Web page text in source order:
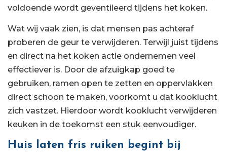
voldoende wordt geventileerd tijdens het koken.
Wat wij vaak zien, is dat mensen pas achteraf
proberen de geur te verwijderen. Terwijl juist tijdens
en direct na het koken actie ondernemen veel
effectiever is. Door de afzuigkap goed te
gebruiken, ramen open te zetten en oppervlakken
direct schoon te maken, voorkomt u dat kooklucht
zich vastzet. Hierdoor wordt kooklucht verwijderen
keuken in de toekomst een stuk eenvoudiger.
Huis laten fris ruiken begint bij